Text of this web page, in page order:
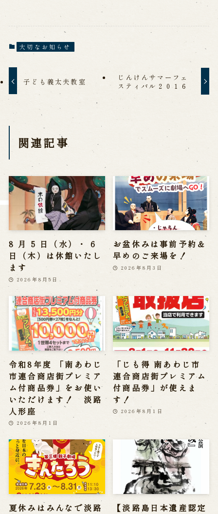
メールフォームから予約
※株式会社うずのくに南あわじの求人情報ページへ移動します
関連施設
通販サイトうずのくに
うずの丘大鳴門橋記念館
大切なお知らせ
子ども義太夫教室
じんけんサマーフェ
スティバル２０１６
関連記事
8 月 5 日（水）・ 6
日（木）は休館いたし
ます
2026年8月5日
お盆休みは事前予約＆
早めのご来場を！
2026年8月3日
令和8年度 「南あわじ
市連合商店街プレミア
ム付商品券」をお使い
いただけます！ 淡路
人形座
2026年8月1日
「じも得 南あわじ市
連合商店街プレミアム
付商品券」が使えま
す！
2026年8月1日
夏休みはみんなで淡路
【淡路島日本遺産認定